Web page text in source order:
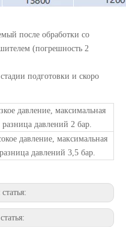
после обработки со
(погрешность 2
подготовки и скоро
давление, максимальная
разница давлений 2 бар.
давление, максимальная
разница давлений 3,5 бар.